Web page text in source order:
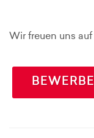
Wir freuen uns